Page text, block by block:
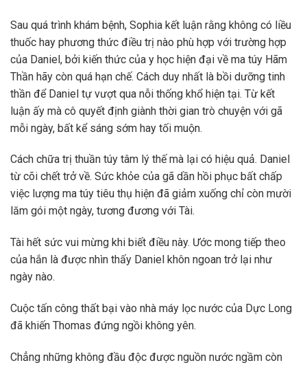
Sau quá trình khám bệnh, Sophia kết luận rằng không có liều
thuốc hay phương thức điều trị nào phù hợp với trường hợp
của Daniel, bởi kiến thức của y học hiện đại về ma túy Hãm
Thần hãy còn quá hạn chế. Cách duy nhất là bồi dưỡng tinh
thần để Daniel tự vượt qua nỗi thống khổ hiện tại. Từ kết
luận ấy mà cô quyết định giành thời gian trò chuyện với gã
mỗi ngày, bất kể sáng sớm hay tối muộn.
Cách chữa trị thuần túy tâm lý thế mà lại có hiệu quả. Daniel
từ cõi chết trở về. Sức khỏe của gã dần hồi phục bất chấp
việc lượng ma túy tiêu thụ hiện đã giảm xuống chỉ còn mười
lăm gói một ngày, tương đương với Tài.
Tài hết sức vui mừng khi biết điều này. Ước mong tiếp theo
của hắn là được nhìn thấy Daniel khôn ngoan trở lại như
ngày nào.
Cuộc tấn công thất bại vào nhà máy lọc nước của Dực Long
đã khiến Thomas đứng ngồi không yên.
Chẳng những không đầu độc được nguồn nước ngầm còn